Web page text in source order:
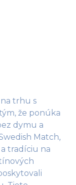
trhu s
že ponúka
dymu a
Match,
tradíciu na